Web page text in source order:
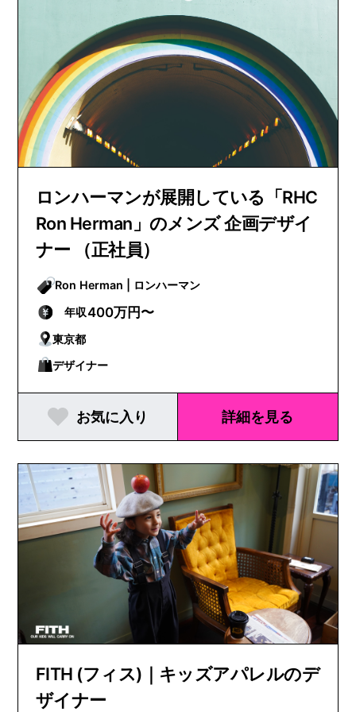
ロンハーマンが展開している「RHC
Ron Herman」のメンズ 企画デザイ
ナー （正社員）
Ron Herman | ロンハーマン
年収400万円〜
東京都
デザイナー
お気に入り 詳細を見る
FITH (フィス)｜キッズアパレルのデ
ザイナー